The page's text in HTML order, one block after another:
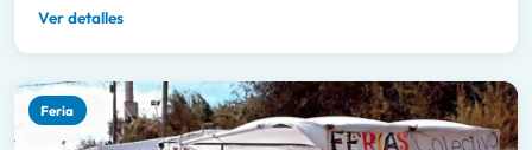
Ver detalles
Feria